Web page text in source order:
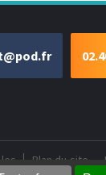
Plan du site